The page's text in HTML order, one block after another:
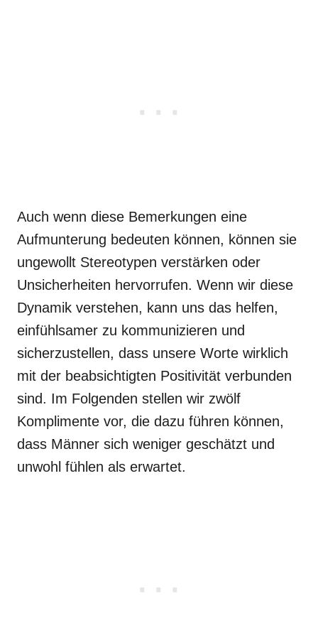
Auch wenn diese Bemerkungen eine
Aufmunterung bedeuten können, können sie
ungewollt Stereotypen verstärken oder
Unsicherheiten hervorrufen. Wenn wir diese
Dynamik verstehen, kann uns das helfen,
einfühlsamer zu kommunizieren und
sicherzustellen, dass unsere Worte wirklich
mit der beabsichtigten Positivität verbunden
sind. Im Folgenden stellen wir zwölf
Komplimente vor, die dazu führen können,
dass Männer sich weniger geschätzt und
unwohl fühlen als erwartet.